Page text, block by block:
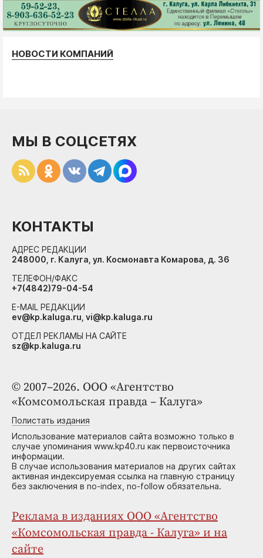
НОВОСТИ КОМПАНИЙ
© 2007–2026. ООО «Агентство
«Комсомольская правда – Калуга»
Полистать издания
Использование материалов сайта возможно только в
случае упоминания www.kp40.ru как первоисточника
информации.
В случае использования материалов на других сайтах
активная индексируемая ссылка на главную страницу
без заключения в no-index, no-follow обязательна.
Реклама в изданиях ООО «Агентство
«Комсомольская правда - Калуга» и на
сайте
МЫ В СОЦСЕТЯХ
КОНТАКТЫ
АДРЕС РЕДАКЦИИ
248000, г. Калуга, ул. Космонавта Комарова, д. 36
ТЕЛЕФОН/ФАКС
+7(4842)79-04-54
E-MAIL РЕДАКЦИИ
ev@kp.kaluga.ru, vi@kp.kaluga.ru
ОТДЕЛ РЕКЛАМЫ НА САЙТЕ
sz@kp.kaluga.ru